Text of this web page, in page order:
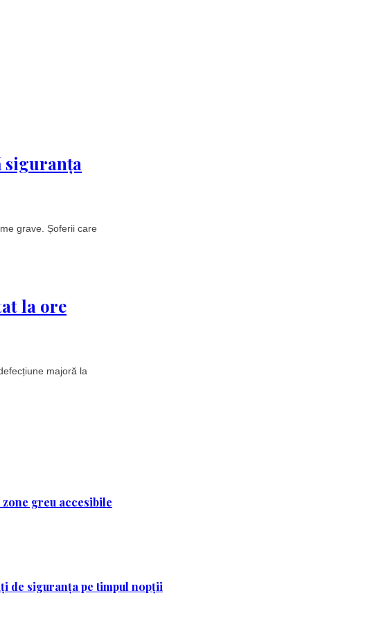
siguranța
grave. Șoferii care
la ore
majoră la
greu accesibile
de siguranța pe timpul nopții